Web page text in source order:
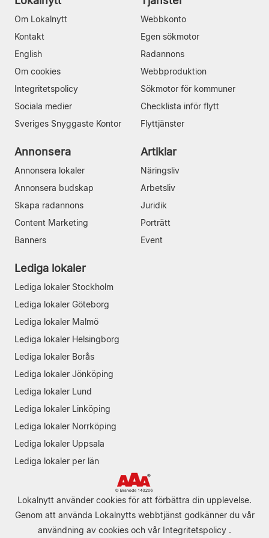
Om Lokalnytt
Kontakt
English
Om cookies
Integritetspolicy
Sociala medier
Sveriges Snyggaste Kontor
Webbkonto
Egen sökmotor
Radannons
Webbproduktion
Sökmotor för kommuner
Checklista inför flytt
Flyttjänster
Annonsera
Annonsera lokaler
Annonsera budskap
Skapa radannons
Content Marketing
Banners
Artiklar
Näringsliv
Arbetsliv
Juridik
Porträtt
Event
Lediga lokaler
Lediga lokaler Stockholm
Lediga lokaler Göteborg
Lediga lokaler Malmö
Lediga lokaler Helsingborg
Lediga lokaler Borås
Lediga lokaler Jönköping
Lediga lokaler Lund
Lediga lokaler Linköping
Lediga lokaler Norrköping
Lediga lokaler Uppsala
Lediga lokaler per län
Lokalnytt använder cookies för att förbättra din upplevelse.
Genom att använda Lokalnytts webbtjänst godkänner du vår
användning av cookies och vår Integritetspolicy .